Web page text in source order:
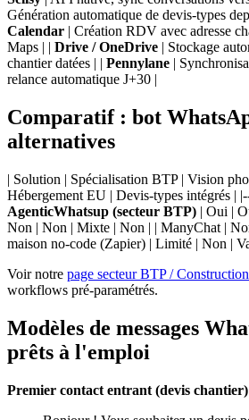
Génération automatique de devis-types
Calendar | Création RDV avec adresse
Maps | | Drive / OneDrive | Stockage
chantier datées | | Pennylane |
relance automatique J+30 |
Comparatif : bot
alternatives
| Solution | Spécialisation BTP | Vision
Hébergement EU | Devis-types intégrés |
AgenticWhatsup (secteur BTP) | Oui |
Non | Non | Mixte | Non | | ManyChat |
maison no-code (Zapier) | Limité | Non |
Voir notre page secteur BTP /
workflows pré-paramétrés.
Modèles de messages
prêts à l'emploi
Premier contact entrant (devis chantier)